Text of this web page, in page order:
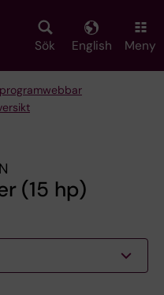
Sök English Meny
(15 hp)